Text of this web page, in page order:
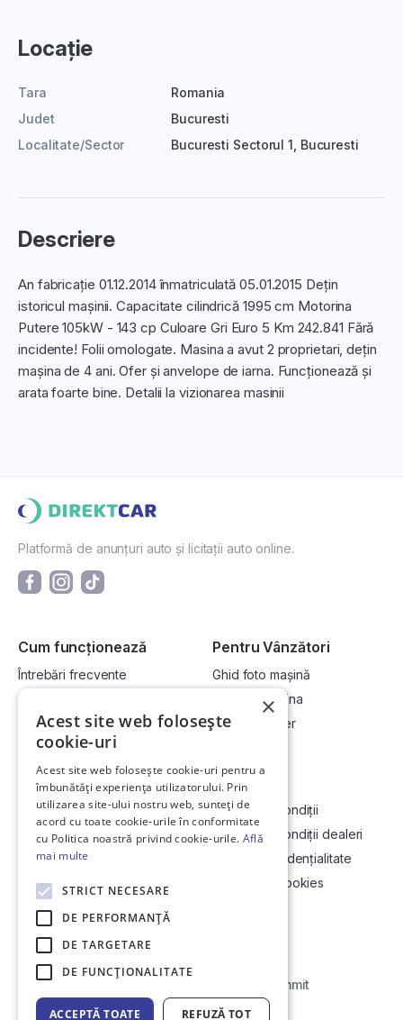
Locație
Tara
Romania
Judet
Bucuresti
Localitate/Sector
Bucuresti Sectorul 1, Bucuresti
Descriere
An fabricație 01.12.2014 înmatriculată 05.01.2015 Dețin
istoricul mașinii. Capacitate cilindrică 1995 cm Motorina
Putere 105kW - 143 cp Culoare Gri Euro 5 Km 242.841 Fără
incidente! Folii omologate. Masina a avut 2 proprietari, dețin
mașina de 4 ani. Ofer și anvelope de iarna. Funcționează și
arata foarte bine. Detalii la vizionarea masinii
Platformă de anunțuri auto și licitații auto online.
Cum funcționează
Întrebări frecvente
Cum vând la licitație?
Pentru Vânzători
Ghid foto mașină
Vinde-ți mașina
Devino dealer
Link-uri utile
Informații utile vizionare
Contact
Soluționarea Online a litigiilor
ANCP
Compania
Termeni și condiții
Termeni și condiții dealeri
Politică confidențialitate
Politica de cookies
Initial Commit
×
Acest site web folosește
cookie-uri
Acest site web folosește cookie-uri pentru a
îmbunătăți experiența utilizatorului. Prin
utilizarea site-ului nostru web, sunteți de
acord cu toate cookie-urile în conformitate
cu Politica noastră privind cookie-urile. Află
mai multe
STRICT NECESARE
DE PERFORMANȚĂ
DE TARGETARE
DE FUNCŢIONALITATE
ACCEPTĂ TOATE REFUZĂ TOT